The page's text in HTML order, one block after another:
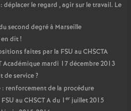
: déplacer le regard , agir sur le travail. Le
second degré à Marseille
en dit!
faites par la FSU au CHSCTA
Académique mardi 17 décembre 2013
de service?
renforcement de la procédure
au CHSCT A du 1 er juillet 2015